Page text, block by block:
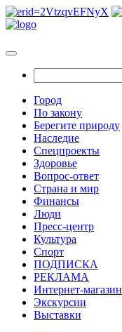
Город
По закону
Берегите природу
Наследие
Спецпроекты
Здоровье
Вопрос-ответ
Страна и мир
Финансы
Люди
Пресс-центр
Культура
Спорт
ПОДПИСКА
РЕКЛАМА
Интернет-магазин
Экскурсии
Выставки